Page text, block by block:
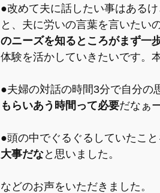
●改めて夫に話したい事はある
と、夫に労いの言葉を言いたい
のニーズを知るところがまず一
体験を活かしていきたいです。
●夫婦の対話の時間3分で自分の
もらいあう時間って必要だなぁ
●頭の中でぐるぐるしていたこ
大事だなと思いました。
などのお声をいただきました。